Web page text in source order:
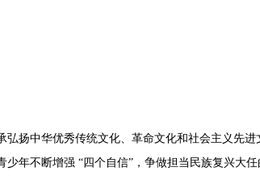
扬中华优秀传统文化、革命文化和社会主义先
少年不断增强 “四个自信”，争做担当民族复兴大任